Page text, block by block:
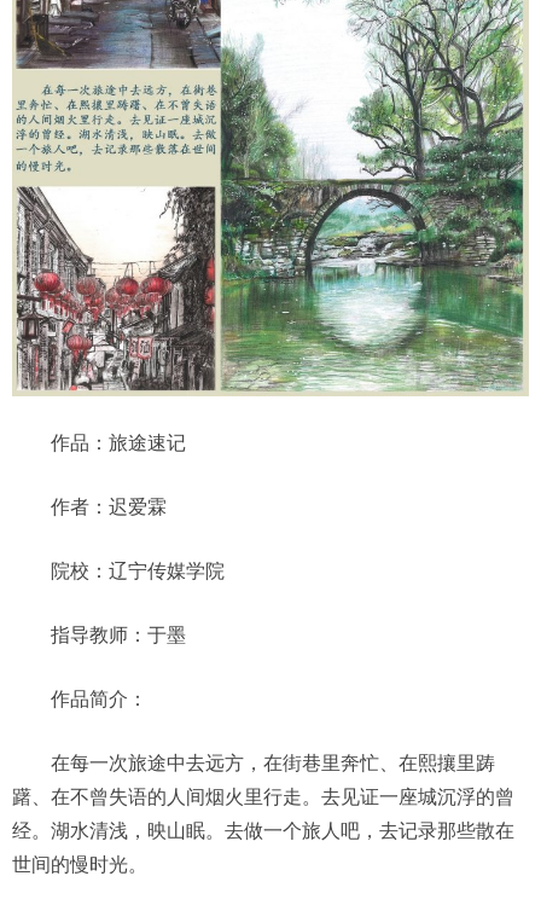
作品：旅途速记
作者：迟爱霖
院校：辽宁传媒学院
指导教师：于墨
作品简介：
在每一次旅途中去远方，在街巷里奔忙、在熙攘里踌
躇、在不曾失语的人间烟火里行走。去见证一座城沉浮的曾
经。湖水清浅，映山眠。去做一个旅人吧，去记录那些散在
世间的慢时光。